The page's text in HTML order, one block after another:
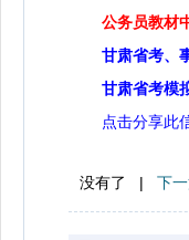
公务员教材
甘肃省考、
甘肃省考模
点击分享此
没有了 | 下